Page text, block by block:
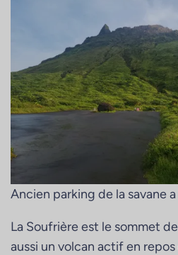
Ancien parking de la savane
La Soufrière est le sommet
aussi un volcan actif en